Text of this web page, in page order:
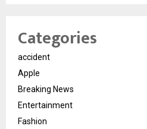
Categories
accident
Apple
Breaking News
Entertainment
Fashion